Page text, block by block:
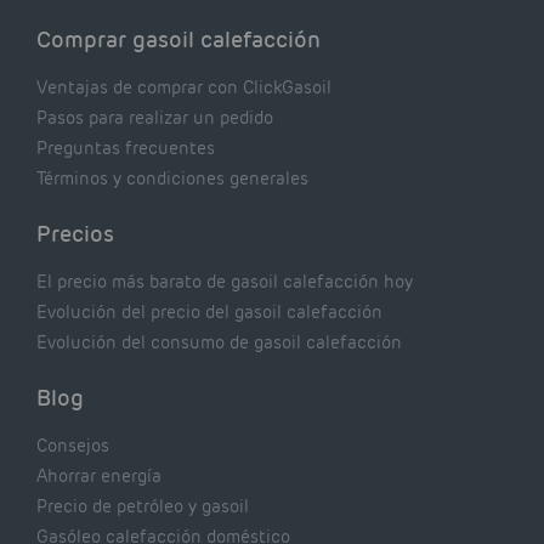
Comprar gasoil calefacción
Ventajas de comprar con ClickGasoil
Pasos para realizar un pedido
Preguntas frecuentes
Términos y condiciones generales
Precios
El precio más barato de gasoil calefacción hoy
Evolución del precio del gasoil calefacción
Evolución del consumo de gasoil calefacción
Blog
Consejos
Ahorrar energía
Precio de petróleo y gasoil
Gasóleo calefacción doméstico